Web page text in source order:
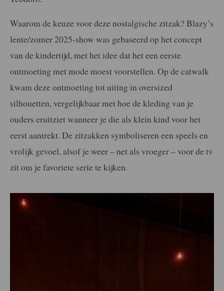
Waarom de keuze voor deze nostalgische zitzak? Blazy’s
lente/zomer 2025-show was gebaseerd op het concept
van de kindertijd, met het idee dat het een eerste
ontmoeting met mode moest voorstellen. Op de catwalk
kwam deze ontmoeting tot uiting in oversized
silhouetten, vergelijkbaar met hoe de kleding van je
ouders eruitziet wanneer je die als klein kind voor het
eerst aantrekt. De zitzakken symboliseren een speels en
vrolijk gevoel, alsof je weer – net als vroeger – voor de tv
zit om je favoriete serie te kijken.